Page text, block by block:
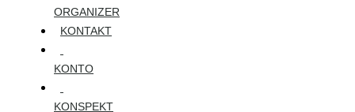
ORGANIZER
KONTAKT
KONTO
KONSPEKT